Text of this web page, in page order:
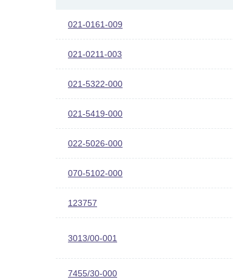
021-0161-009
021-0211-003
021-5322-000
021-5419-000
022-5026-000
070-5102-000
123757
3013/00-001
7455/30-000